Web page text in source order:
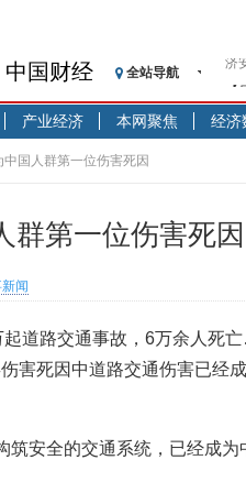
中国财经 全站导航
【
记
【
央
沥
恒
济
产业经济 本网聚焦 经济
国人群第一位伤害死因
群第一位伤害死因
闻
起道路交通事故，6万余人死
害死因中道路交通伤害已经
筑安全的交通系统，已经成为